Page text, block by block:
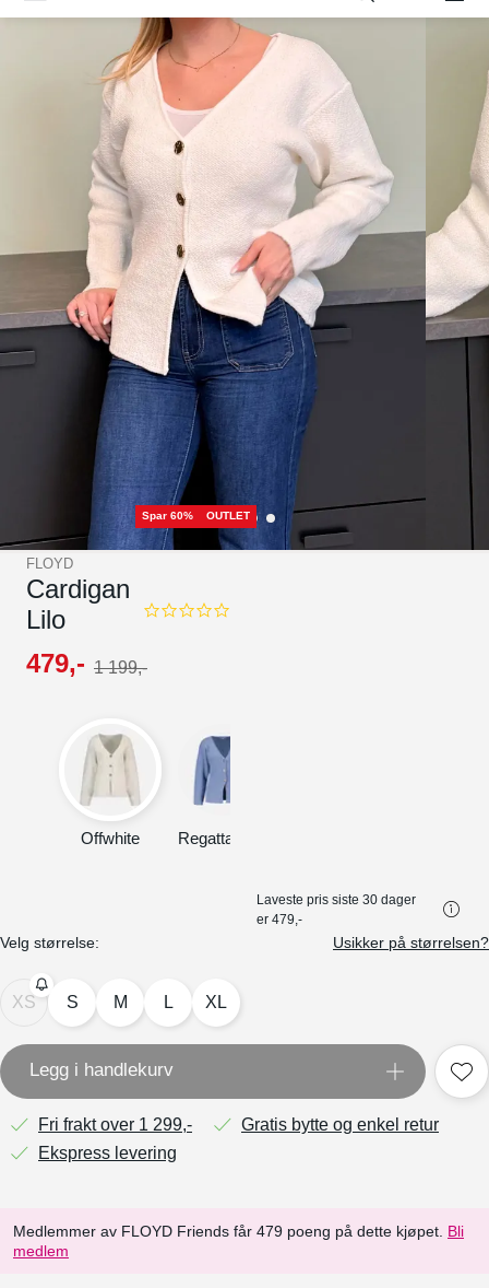
Spar 60% OUTLET
FLOYD
Cardigan
Lilo
0.0
479,- 1 199,-
Laveste pris siste 30 dager
er 479,-
Offwhite Regatta Blue
Velg størrelse: Usikker på størrelsen?
XS S M L XL
Legg i handlekurv
Fri frakt over 1 299,-
Gratis bytte og enkel retur
Ekspress levering
Medlemmer av FLOYD Friends får 479 poeng på dette kjøpet. Bli
medlem